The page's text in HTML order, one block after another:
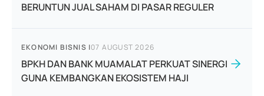
BERUNTUN JUAL SAHAM DI PASAR REGULER
EKONOMI BISNIS |07 AUGUST 2026
BPKH DAN BANK MUAMALAT PERKUAT SINERGI
GUNA KEMBANGKAN EKOSISTEM HAJI